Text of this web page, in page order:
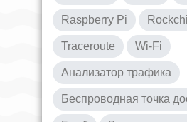
Raspberry Pi
Traceroute Wi-Fi
Анализатор трафика
Беспроводная точка